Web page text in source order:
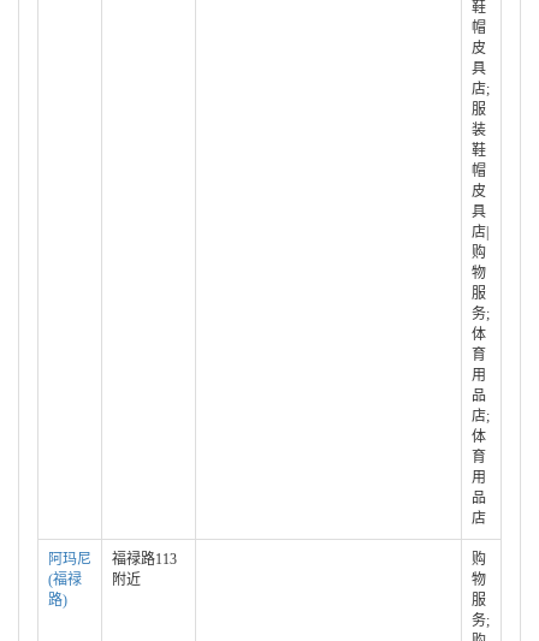
鞋
帽
皮
具
店;
服
装
鞋
帽
皮
具
店|
购
物
服
务;
体
育
用
品
店;
体
育
用
品
店
阿玛尼
(福禄
路)
福禄路113
附近
购
物
服
务;